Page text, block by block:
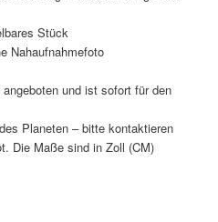
Stück
Nahaufnahmefoto
und ist sofort für den
Planeten – bitte kontaktieren
Die Maße sind in Zoll (CM)